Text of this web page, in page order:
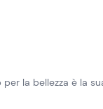
la bellezza è la